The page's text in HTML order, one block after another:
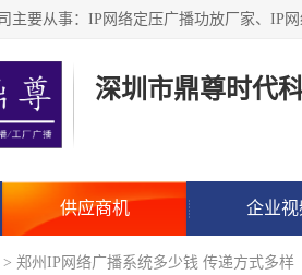
深圳市鼎尊时代
供应商机 企业视
> 郑州IP网络广播系统多少钱 传递方式多样